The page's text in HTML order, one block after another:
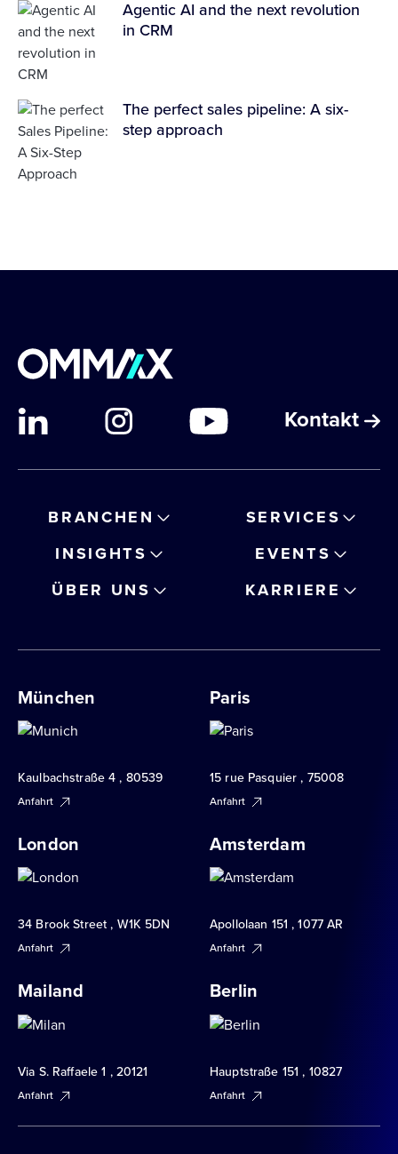
Agentic AI and the next revolution
in CRM
The perfect sales pipeline: A six-
step approach
Kontakt
BRANCHEN
SERVICES
INSIGHTS
EVENTS
ÜBER UNS
KARRIERE
München
Kaulbachstraße 4 , 80539
Anfahrt
Paris
15 rue Pasquier , 75008
Anfahrt
London
34 Brook Street , W1K 5DN
Anfahrt
Amsterdam
Apollolaan 151 , 1077 AR
Anfahrt
Mailand
Via S. Raffaele 1 , 20121
Anfahrt
Berlin
Hauptstraße 151 , 10827
Anfahrt